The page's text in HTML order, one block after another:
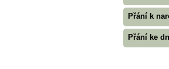
Přání k
Přání ke